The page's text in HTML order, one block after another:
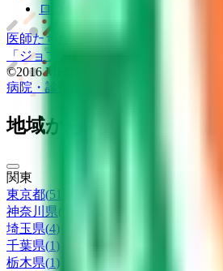
ロゴ利用ガイドライン
医師たちがつくる
「ジョブメドレー
©2016 MEDLEY, INC.
病院・診療所
地域からさがす
関東
東京都(51
神奈川県(
埼玉県(4)
千葉県(1)
栃木県(1)